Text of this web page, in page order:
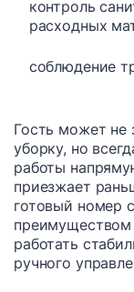
контроль
расходных
соблюдение
Гость может не
уборку, но
работы
приезжает
готовый номер
преимуществом
работать
ручного